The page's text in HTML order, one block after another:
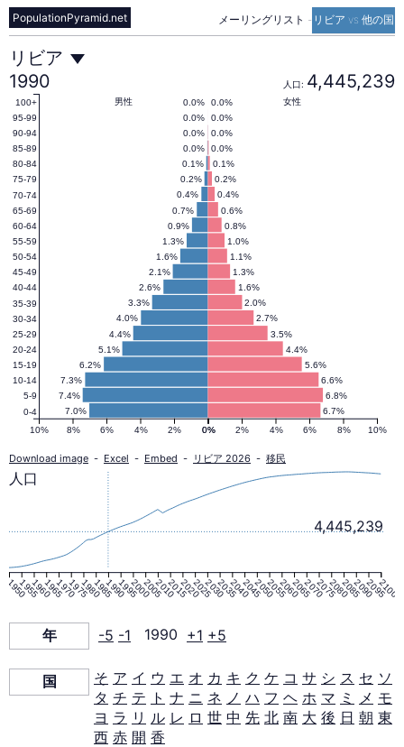
メーリングリスト - リビア vs 他の国
PopulationPyramid.net
リ
ビ
ア
の
人
口
ピ
ラ
ミ
ド
1990
年
リビア
1990
人口: 4,445,239
6.7%
7.0%
6.8%
7.4%
6.6%
7.3%
5.6%
6.2%
4.4%
5.1%
3.5%
4.4%
2.7%
4.0%
2.0%
3.3%
1.6%
2.6%
1.3%
2.1%
1.1%
1.6%
1.0%
1.3%
0.8%
0.9%
0.6%
0.7%
0.4%
0.4%
0.2%
0.2%
0.1%
0.1%
0.0%
0.0%
0.0%
0.0%
0.0%
0.0%
0.0%
0.0% 女性
男性
0% 2% 4% 6% 8% 10%
10% 8% 6% 4% 2% 0%
0-4
5-9
10-14
15-19
20-24
25-29
30-34
35-39
40-44
45-49
50-54
55-59
60-64
65-69
70-74
75-79
80-84
85-89
90-94
95-99
100+
Download image - Excel - Embed - リビア 2026 - 移民
1950195519601965197019751980198519901995200020052010201520202025203020352040204520502055206020652070207520802085209020952100
4,445,239
人口
年 -5 -1 1990 +1 +5
国 そ ア イ ウ エ オ カ キ ク ケ コ サ シ ス セ ソ
タ チ テ ト ナ ニ ネ ノ ハ フ ヘ ホ マ ミ メ モ
ヨ ラ リ ル レ ロ 世 中 先 北 南 大 後 日 朝 東
西 赤 開 香